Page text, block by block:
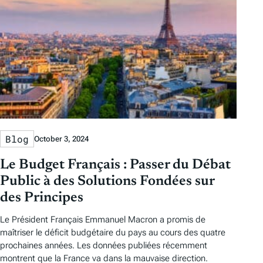
Blog October 3, 2024
Le Budget Français : Passer du Débat
Public à des Solutions Fondées sur
des Principes
Le Président Français Emmanuel Macron a promis de
maîtriser le déficit budgétaire du pays au cours des quatre
prochaines années. Les données publiées récemment
montrent que la France va dans la mauvaise direction.